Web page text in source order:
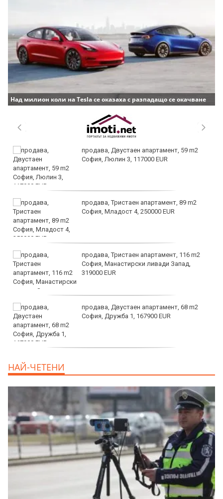
Над милион коли на Tesla се оказаха с разпадащо се окачване
продава, Двустаен апартамент, 59 m2
София, Люлин 3, 117000 EUR
продава, Тристаен апартамент, 89 m2
София, Младост 4, 250000 EUR
продава, Тристаен апартамент, 116 m2
София, Манастирски ливади Запад,
319000 EUR
продава, Двустаен апартамент, 68 m2
София, Дружба 1, 167900 EUR
НАЙ-ЧЕТЕНИ